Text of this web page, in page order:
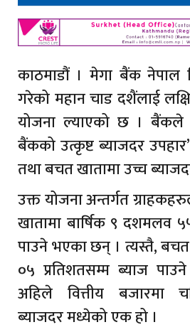
काठमाडौं । मेगा बैंक नेपाल
गरेको महान चाड दशैंलाई
योजना ल्याएको छ । बैंकले
बैंकको उत्कृष्ट ब्याजदर
तथा बचत खातामा उच्च
उक्त योजना अन्तर्गत
खातामा बार्षिक ९ दशमलव
पाउने भएका छन् । त्यस्तै,
०५ प्रतिशतसम्म ब्याज
अहिले वित्तीय बजारमा
ब्याजदर मध्येको एक हो ।